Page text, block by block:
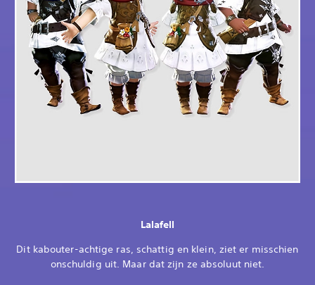
Lalafell
Dit kabouter-achtige ras, schattig en klein, ziet er misschien
onschuldig uit. Maar dat zijn ze absoluut niet.